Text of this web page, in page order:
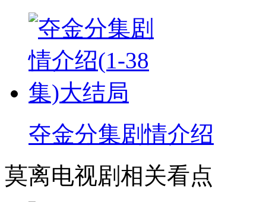
夺金分集剧情介绍
莫离电视剧相关看点